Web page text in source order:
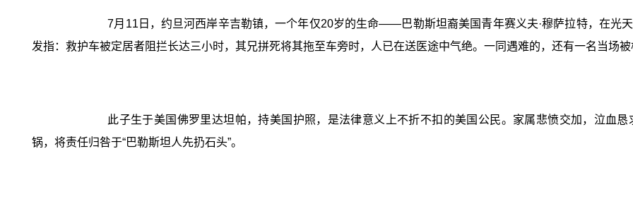
7月11日，约旦河西岸辛吉勒镇，一个年仅20岁的生命——巴勒斯坦裔美国青年赛义夫·穆萨拉特，在光
发指：救护车被定居者阻拦长达三小时，其兄拼死将其拖至车旁时，人已在送医途中气绝。一同遇难的，还有一名当场
此子生于美国佛罗里达坦帕，持美国护照，是法律意义上不折不扣的美国公民。家属悲愤交加，泣血
锅，将责任归咎于“巴勒斯坦人先扔石头”。